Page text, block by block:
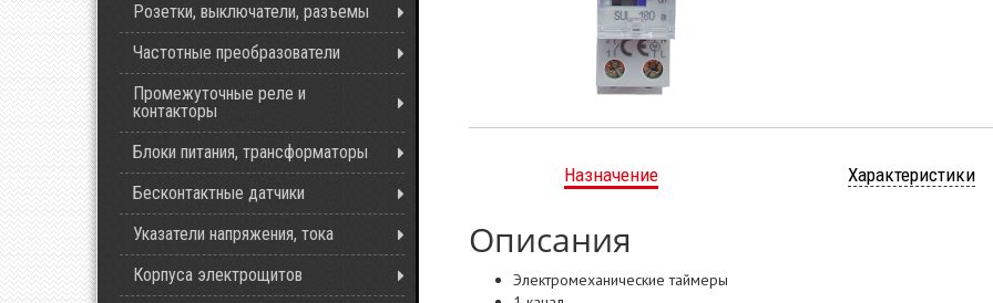
Розетки, выключатели, разъемы
Частотные преобразователи
Промежуточные реле и
контакторы
Блоки питания, трансформаторы
Бесконтактные датчики
Указатели напряжения, тока
Корпуса электрощитов
Назначение Характеристики
Описания
Электромеханические таймеры